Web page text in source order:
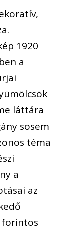
1920
a
láttára
sosem
téma
a
az
forintos